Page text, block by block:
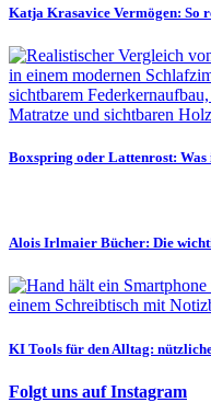
Katja Krasavice Vermögen: So
Boxspring oder Lattenrost: Was
Alois Irlmaier Bücher: Die
KI Tools für den Alltag:
Folgt uns auf Instagram